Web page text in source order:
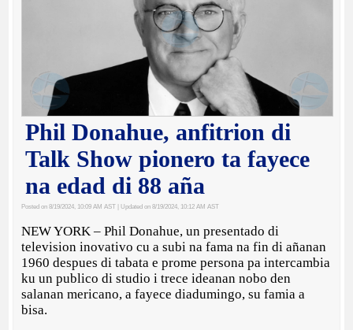
Phil Donahue, anfitrion di
Talk Show pionero ta fayece
na edad di 88 aña
Posted on 8/19/2024, 10:09 AM AST | Updated on 8/19/2024, 10:12 AM AST
NEW YORK – Phil Donahue, un presentado di
television inovativo cu a subi na fama na fin di añanan
1960 despues di tabata e prome persona pa intercambia
ku un publico di studio i trece ideanan nobo den
salanan mericano, a fayece diadumingo, su famia a
bisa.